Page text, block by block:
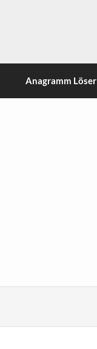
Anagramm Löser